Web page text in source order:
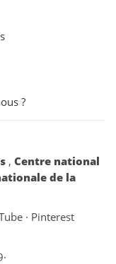
?
, Centre national
de la
· Pinterest
·